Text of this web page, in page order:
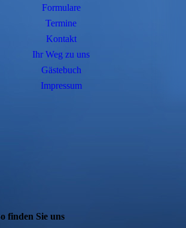
Formulare
Termine
Kontakt
Ihr Weg zu uns
Gästebuch
Impressum
finden Sie uns